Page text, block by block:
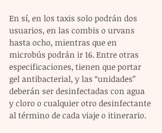
En sí, en los taxis solo podrán dos
usuarios, en las combis o urvans
hasta ocho, mientras que en
microbús podrán ir 16. Entre otras
especificaciones, tienen que portar
gel antibacterial, y las “unidades”
deberán ser desinfectadas con agua
y cloro o cualquier otro desinfectante
al término de cada viaje o itinerario.